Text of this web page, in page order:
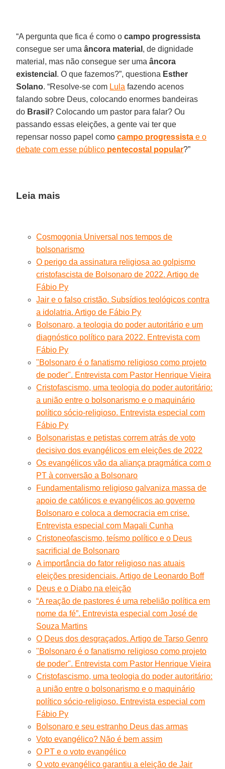
“A pergunta que fica é como ocampo progressista
consegue ser umaâncora material , de dignidade
material, mas não consegue ser umaâncora
existencial . O que fazemos?”, questiona Esther
Solano. “Resolve-se com Lula fazendo acenos
falando sobre Deus, colocando enormes bandeiras
do Brasil? Colocando um pastor para falar? Ou
passando essas eleições, a gente vai ter que
repensar nosso papel comocampo progressista e o
debate com esse público pentecostal popular?”
Leia mais
Cosmogonia Universal nos tempos de
bolsonarismo
O perigo da assinatura religiosa ao golpismo
cristofascista de Bolsonaro de 2022. Artigo de
Fábio Py
Jair e o falso cristão. Subsídios teológicos contra
a idolatria. Artigo de Fábio Py
Bolsonaro, a teologia do poder autoritário e um
diagnóstico político para 2022. Entrevista com
Fábio Py
"Bolsonaro é o fanatismo religioso como projeto
de poder". Entrevista com Pastor Henrique Vieira
Cristofascismo, uma teologia do poder autoritário:
a união entre o bolsonarismo e o maquinário
político sócio-religioso. Entrevista especial com
Fábio Py
Bolsonaristas e petistas correm atrás de voto
decisivo dos evangélicos em eleições de 2022
Os evangélicos vão da aliança pragmática com o
PT à conversão a Bolsonaro
Fundamentalismo religioso galvaniza massa de
apoio de católicos e evangélicos ao governo
Bolsonaro e coloca a democracia em crise.
Entrevista especial com Magali Cunha
Cristoneofascismo, teísmo político e o Deus
sacrificial de Bolsonaro
A importância do fator religioso nas atuais
eleições presidenciais. Artigo de Leonardo Boff
Deus e o Diabo na eleição
“A reação de pastores é uma rebelião política em
nome da fé”. Entrevista especial com José de
Souza Martins
O Deus dos desgraçados. Artigo de Tarso Genro
"Bolsonaro é o fanatismo religioso como projeto
de poder". Entrevista com Pastor Henrique Vieira
Cristofascismo, uma teologia do poder autoritário:
a união entre o bolsonarismo e o maquinário
político sócio-religioso. Entrevista especial com
Fábio Py
Bolsonaro e seu estranho Deus das armas
Voto evangélico? Não é bem assim
O PT e o voto evangélico
O voto evangélico garantiu a eleição de Jair